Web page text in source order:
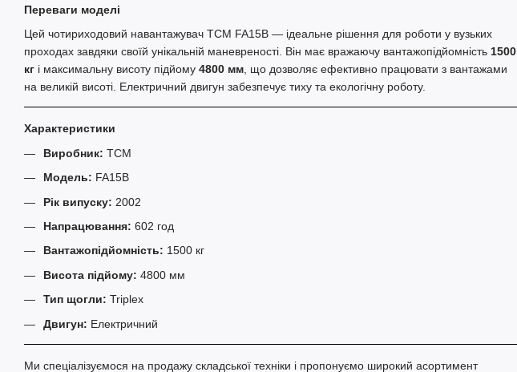
Переваги моделі
Цей чотириходовий навантажувач TCM FA15B — ідеальне рішення для роботи у вузьких
проходах завдяки своїй унікальній маневреності. Він має вражаючу вантажопідйомність 1500
кг і максимальну висоту підйому 4800 мм, що дозволяє ефективно працювати з вантажами
на великій висоті. Електричний двигун забезпечує тиху та екологічну роботу.
Характеристики
Виробник: TCM
Модель: FA15B
Рік випуску: 2002
Напрацювання: 602 год
Вантажопідйомність: 1500 кг
Висота підйому: 4800 мм
Тип щогли: Triplex
Двигун: Електричний
Ми спеціалізуємося на продажу складської техніки і пропонуємо широкий асортимент